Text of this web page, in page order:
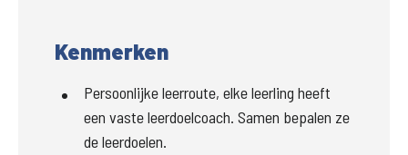
Kenmerken
Persoonlijke leerroute, elke leerling heeft
een vaste leerdoelcoach. Samen bepalen ze
de leerdoelen.